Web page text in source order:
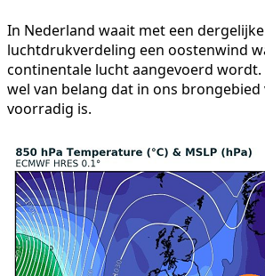
In Nederland waait met een dergelijke
luchtdrukverdeling een oostenwind
continentale lucht aangevoerd
wel van belang dat in ons
voorradig is.